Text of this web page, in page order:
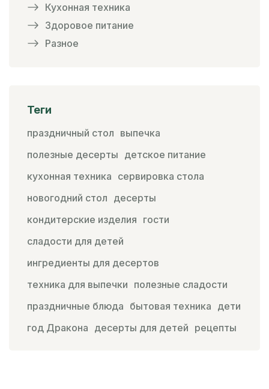
Кухонная техника
Здоровое питание
Разное
Теги
праздничный стол выпечка
полезные десерты детское питание
кухонная техника сервировка стола
новогодний стол десерты
кондитерские изделия гости
сладости для детей
ингредиенты для десертов
техника для выпечки полезные сладости
праздничные блюда бытовая техника дети
год Дракона десерты для детей рецепты